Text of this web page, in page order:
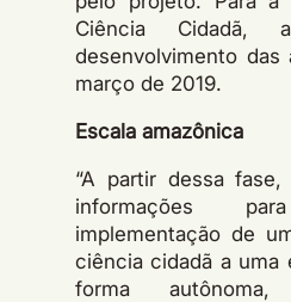
Ciência Cidadã,
desenvolvimento das
março de 2019.
Escala amazônica
“A partir dessa fase,
informações
implementação de
ciência cidadã a uma
forma